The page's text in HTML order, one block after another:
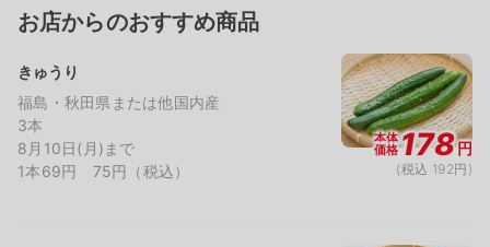
お店からのおすすめ商品
きゅうり
福島・秋田県または他国内産
3本
8月10日(月)まで
1本69円 75円（税込）
本体
価格178円
(税込 192円)